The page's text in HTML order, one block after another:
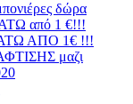
δώρα
από 1 €!!!
ΑΠΟ 1€ !!!
μαζι